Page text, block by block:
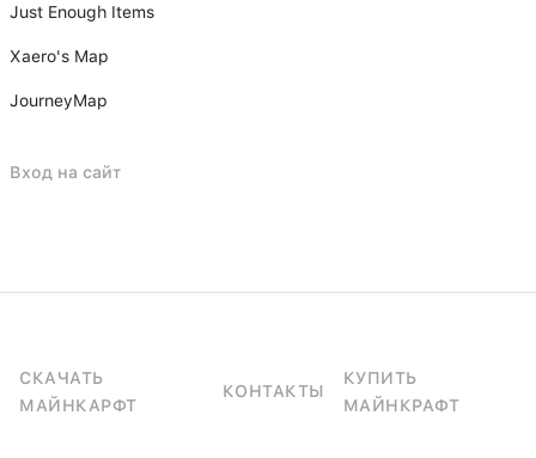
Just Enough Items
Xаero's Mаp
JourneyMap
Вход на сайт
СКАЧАТЬ
МАЙНКАРФТ
КОНТАКТЫ
КУПИТЬ
МАЙНКРАФТ